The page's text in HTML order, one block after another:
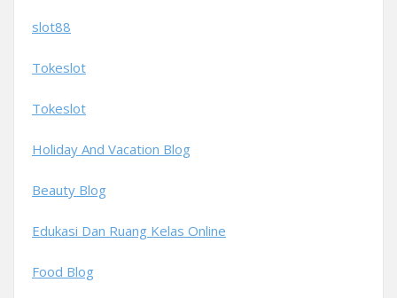
slot88
Tokeslot
Tokeslot
Holiday And Vacation Blog
Beauty Blog
Edukasi Dan Ruang Kelas Online
Food Blog